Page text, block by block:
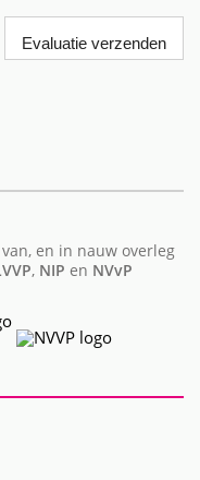
en in nauw overleg
, NIP en NVvP